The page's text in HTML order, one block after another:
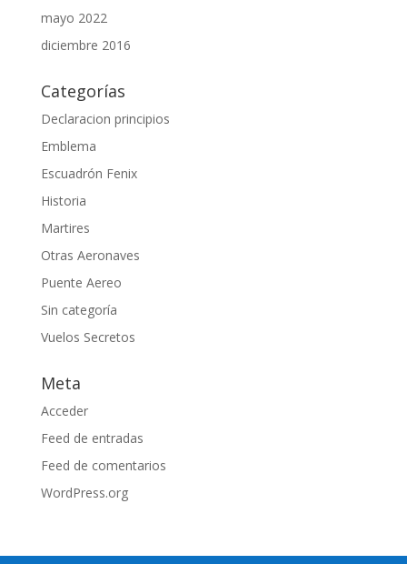
mayo 2022
diciembre 2016
Categorías
Declaracion principios
Emblema
Escuadrón Fenix
Historia
Martires
Otras Aeronaves
Puente Aereo
Sin categoría
Vuelos Secretos
Meta
Acceder
Feed de entradas
Feed de comentarios
WordPress.org